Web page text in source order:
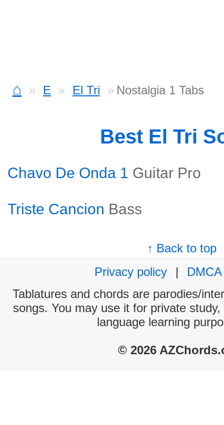
⌂ E El Tri Nostalgia 1 Tabs
Best El Tri
Chavo De Onda 1 Guitar Pro
Triste Cancion Bass
↑ Back to top
Privacy policy
|
DMCA
Tablatures and chords are parodies/
songs. You may use it for private
language learning
© 2026